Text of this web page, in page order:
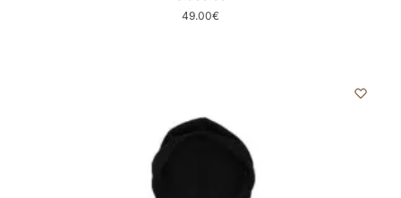
49.00€